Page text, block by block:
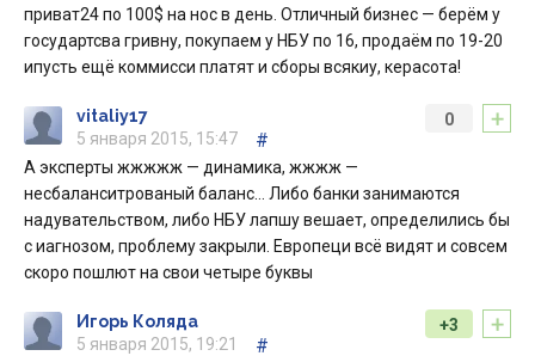
приват24 по 100$ на нос в день. Отличный бизнес — берём у
государтсва гривну, покупаем у НБУ по 16, продаём по 19-20
ипусть ещё коммисси платят и сборы всякиу, керасота!
+
0
vitaliy17
5 января 2015, 15:47
#
А эксперты жжжжж — динамика, жжжж —
несбаланситрованый баланс… Либо банки занимаются
надувательством, либо НБУ лапшу вешает, определились бы
с иагнозом, проблему закрыли. Европеци всё видят и совсем
скоро пошлют на свои четыре буквы
+
+3
Игорь Коляда
5 января 2015, 19:21
#